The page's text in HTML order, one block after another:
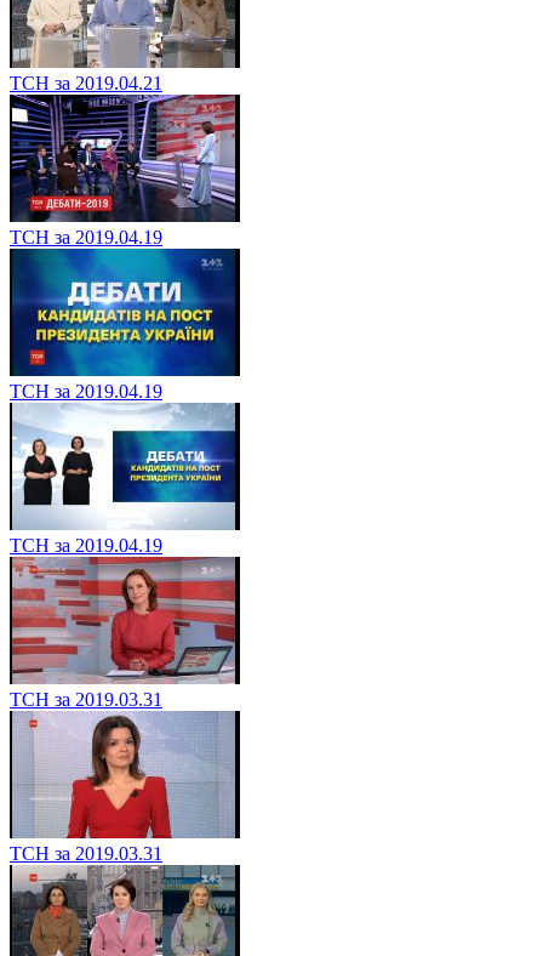
ТСН за 2019.04.21
ТСН за 2019.04.19
ТСН за 2019.04.19
ТСН за 2019.04.19
ТСН за 2019.03.31
ТСН за 2019.03.31